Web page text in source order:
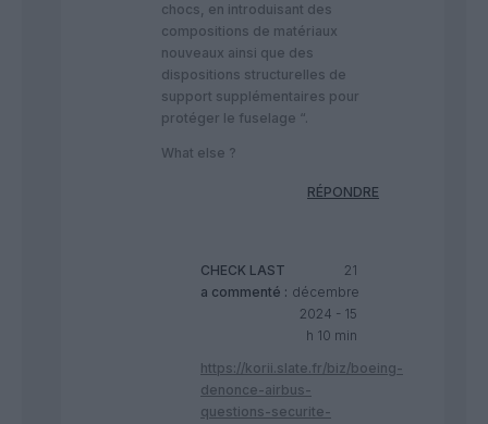
chocs, en introduisant des
compositions de matériaux
nouveaux ainsi que des
dispositions structurelles de
support supplémentaires pour
protéger le fuselage “.
What else ?
RÉPONDRE
CHECK LAST
a commenté :
21
décembre
2024 - 15
h 10 min
https://korii.slate.fr/biz/boeing-
denonce-airbus-
questions-securite-